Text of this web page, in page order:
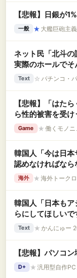
【悲報】日銀が
一般 ★ 大艦巨砲主
ネット民「北斗
実際のホールで
Text ☆ パチンコ・
【悲報】「はた
ら性的被害を受け
Game ★ 働くモノ
韓国人「今は日
認めなければな
国の反応
海外 ★ 海外トーク
韓国人「日本も
らにしてほしいで
Text ★ かんにゅー
【悲報】パソコ
D+ ★ 汎用型自作